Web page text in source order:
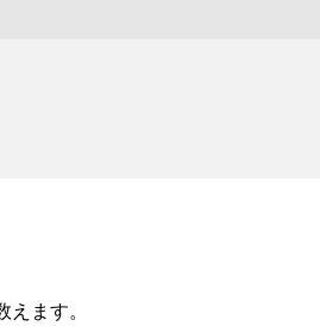
ます。